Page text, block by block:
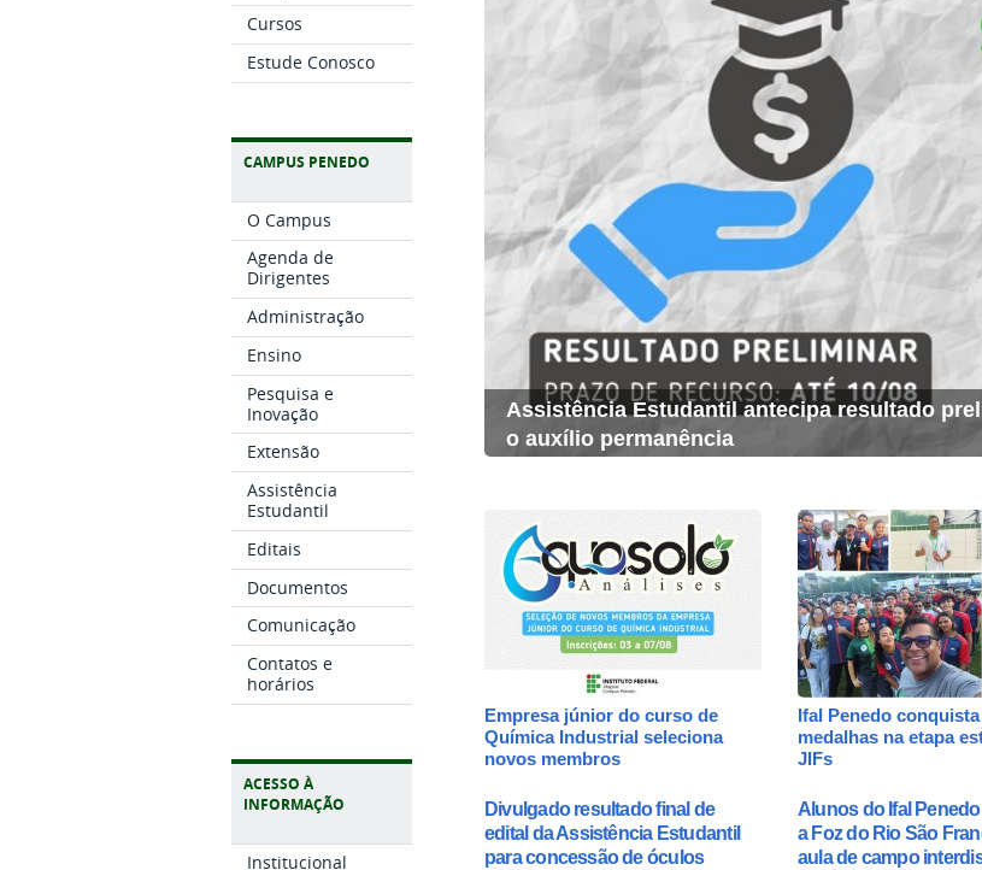
Cursos
Estude Conosco
CAMPUS PENEDO
O Campus
Agenda de
Dirigentes
Administração
Ensino
Pesquisa e
Inovação
Extensão
Assistência
Estudantil
Editais
Documentos
Comunicação
Contatos e
horários
ACESSO À
INFORMAÇÃO
Institucional
Assistência Estudantil antecipa resultado
o auxílio permanência
Empresa júnior do curso de
Química Industrial seleciona
novos membros
Divulgado resultado final de
edital da Assistência Estudantil
para concessão de óculos
Ifal Penedo
medalhas na etapa
JIFs
Alunos do Ifal
a Foz do Rio São
aula de campo